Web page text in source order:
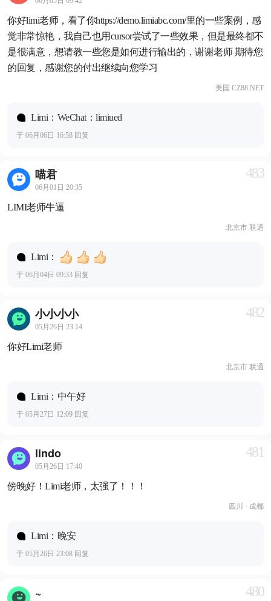
你好limi老师，看了你https://demo.limiabc.com/里的一些案例，感
觉非常惊艳，我自己也用cursor尝试了一些效果，但是最终都不
是很满意，想请教一些您是如何进行输出的，谢谢老师 期待您
的回复，感谢您的付出继续向您学习
美国 CZ88.NET
Limi：WeChat：limiued
于 06月06日 16:58 回复
喵君
06月01日 20:35
483
LIMI老师牛逼
北京市 联通
Limi：
于 06月04日 09:33 回复
小小小小
05月26日 23:14
482
你好Limi老师
北京市 联通
Limi：中午好
于 05月27日 12:09 回复
lindo
05月26日 17:40
481
傍晚好！Limi老师，太强了！！！
四川 · 成都
Limi：晚安
于 05月26日 23:08 回复
~ 480